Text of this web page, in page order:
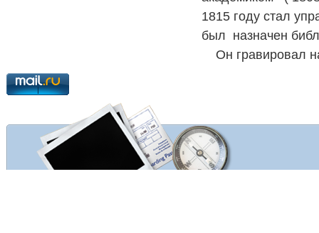
1815 году стал
был назначен
Он гравировал